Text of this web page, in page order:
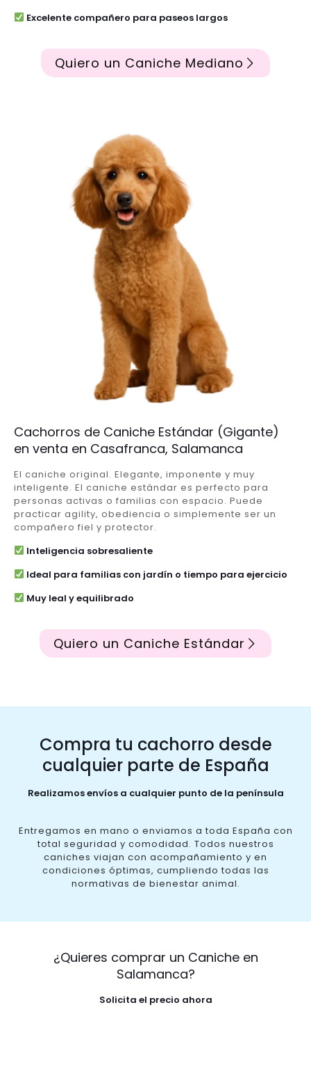
Excelente compañero para paseos largos
Quiero un Caniche Mediano
Cachorros de Caniche Estándar (Gigante)
en venta en Casafranca, Salamanca
El caniche original. Elegante, imponente y muy
inteligente. El caniche estándar es perfecto para
personas activas o familias con espacio. Puede
practicar agility, obediencia o simplemente ser un
compañero fiel y protector.
Inteligencia sobresaliente
Ideal para familias con jardín o tiempo para ejercicio
Muy leal y equilibrado
Quiero un Caniche Estándar
Compra tu cachorro desde
cualquier parte de España
Realizamos envíos a cualquier punto de la península
Entregamos en mano o enviamos a toda España con
total seguridad y comodidad. Todos nuestros
caniches viajan con acompañamiento y en
condiciones óptimas, cumpliendo todas las
normativas de bienestar animal.
¿Quieres comprar un Caniche en
Salamanca?
Solicita el precio ahora